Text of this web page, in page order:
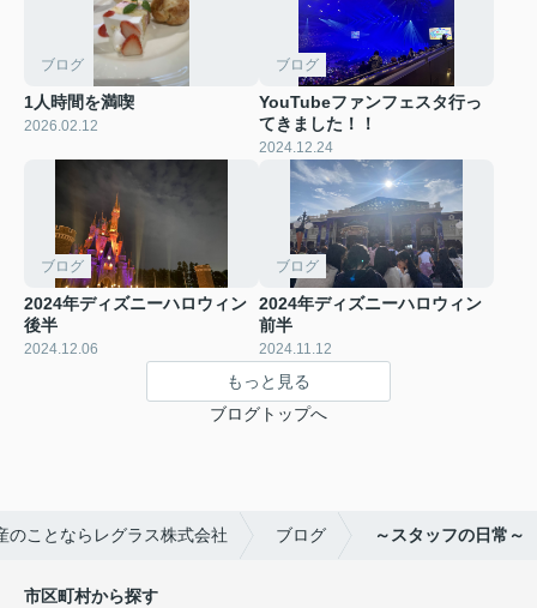
ブログ
1人時間を満喫
2026.02.12
ブログ
YouTubeファンフェスタ行っ
てきました！！
2024.12.24
ブログ
2024年ディズニーハロウィン
後半
2024.12.06
ブログ
2024年ディズニーハロウィン
前半
2024.11.12
もっと見る
ブログトップへ
のことならレグラス株式会社 ブログ ～スタッフの日常～
市区町村から探す